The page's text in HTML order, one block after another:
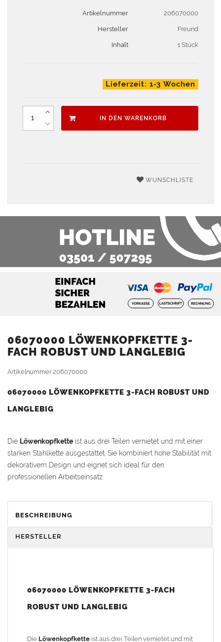
Artikelnummer 206070000
Hersteller Freund
Inhalt 1 Stück
Lieferzeit: 1-3 Wochen
IN DEN WARENKORB
WUNSCHLISTE
06070000 LÖWENKOPFKETTE 3-
FACH ROBUST UND LANGLEBIG
Artikelnummer206070000
06070000 LÖWENKOPFKETTE 3-FACH ROBUST UND
LANGLEBIG
Die Löwenkopfkette ist aus drei Teilen vernietet und mit einer
starken Stahlkette ausgestattet. Sie kombiniert hohe Stabilität mit
dekorativem Design und eignet sich ideal für den
professionellen Arbeitseinsatz.
VORTEILE & KOMFORT
ausgestattet
Stahlhart: Drei Ketten aus hochwertigem Stahl,
Gewicht: 0,25 kg
BESCHREIBUNG
HERSTELLER
06070000 LÖWENKOPFKETTE 3-FACH
ROBUST UND LANGLEBIG
Die Löwenkopfkette ist aus drei Teilen vernietet und mit